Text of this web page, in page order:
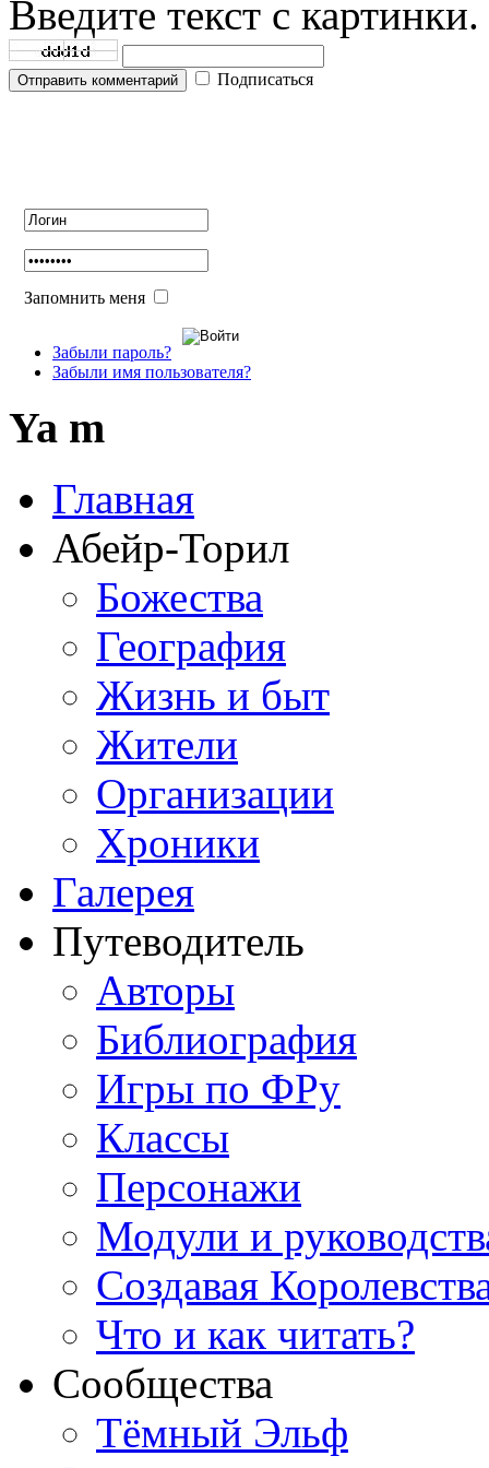
Введите текст с
Отправить комментарий Подписаться
Запомнить меня
Забыли пароль?
Забыли имя пользователя?
Ya m
Главная
Абейр-Торил
Божества
География
Жизнь и быт
Жители
Организации
Хроники
Галерея
Путеводитель
Авторы
Библиография
Игры по ФРу
Классы
Персонажи
Модули и
Создавая
Что и как читать?
Сообщества
Тёмный Эльф